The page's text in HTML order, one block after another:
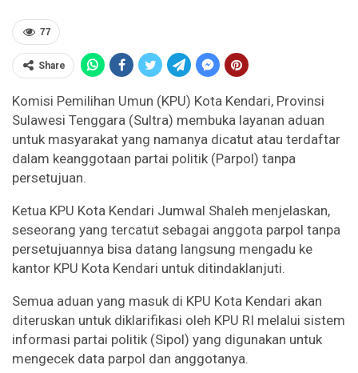
77
Share
Komisi Pemilihan Umun (KPU) Kota Kendari, Provinsi
Sulawesi Tenggara (Sultra) membuka layanan aduan
untuk masyarakat yang namanya dicatut atau terdaftar
dalam keanggotaan partai politik (Parpol) tanpa
persetujuan.
Ketua KPU Kota Kendari Jumwal Shaleh menjelaskan,
seseorang yang tercatut sebagai anggota parpol tanpa
persetujuannya bisa datang langsung mengadu ke
kantor KPU Kota Kendari untuk ditindaklanjuti.
Semua aduan yang masuk di KPU Kota Kendari akan
diteruskan untuk diklarifikasi oleh KPU RI melalui sistem
informasi partai politik (Sipol) yang digunakan untuk
mengecek data parpol dan anggotanya.